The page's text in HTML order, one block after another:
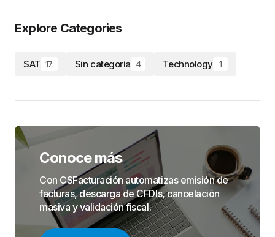
Explore Categories
SAT 17 Sin categoría 4 Technology 1
Conoce más
Con CSFacturación automatizas emisión de
facturas, descarga de CFDIs, cancelación
masiva y validación fiscal.